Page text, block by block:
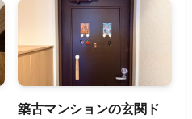
築古マンションの玄関ド